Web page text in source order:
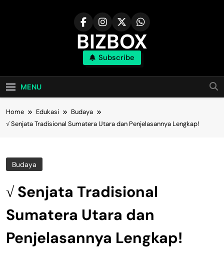
BIZBOX
Bizbox – Media Informasi Terkini
Subscribe
MENU
Home Edukasi
Budaya
√ Senjata Tradisional Sumatera Utara dan Penjelasannya Lengkap!
Budaya
√ Senjata Tradisional
Sumatera Utara dan
Penjelasannya Lengkap!